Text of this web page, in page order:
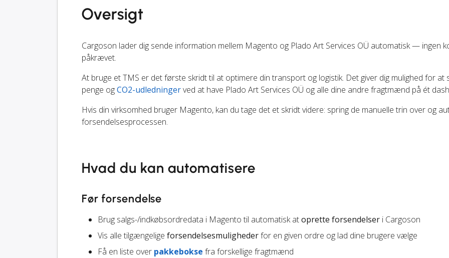
Oversigt
Cargoson lader dig sende information mellem Magento og Plado Art Services OÜ automatisk — ingen
påkrævet.
At bruge et TMS er det første skridt til at optimere din transport og logistik. Det giver dig mulighed for at
penge ogCO2-udledningerved at have Plado Art Services OÜ og alle dine andre fragtmænd på ét
Hvis din virksomhed bruger Magento, kan du tage det et skridt videre: spring de manuelle trin over og
forsendelsesprocessen.
Hvad du kan automatisere
Før forsendelse
Brug salgs-/indkøbsordredata i Magento til automatisk atoprette forsendelser i Cargoson
Vis alle tilgængelige forsendelsesmulighederfor en given ordre og lad dine brugere vælge
Få en liste over pakkebokse fra forskellige fragtmænd